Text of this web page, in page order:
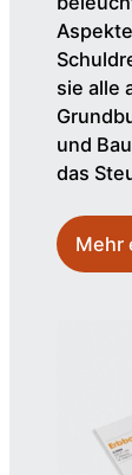
sie alle
und
das
Mehr